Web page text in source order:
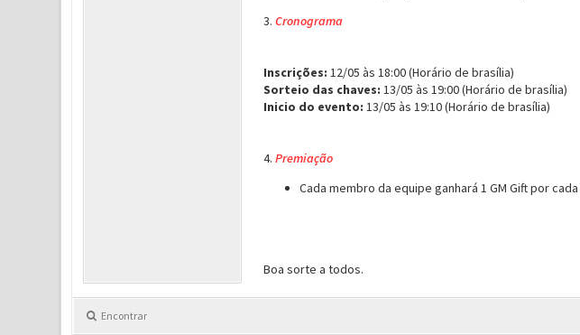
3. Cronograma
Inscrições: 12/05 às 18:00 (Horário de brasília)
Sorteio das chaves: 13/05 às 19:00 (Horário de brasília)
Inicio do evento: 13/05 às 19:10 (Horário de brasília)
4. Premiação
Cada membro da equipe ganhará 1 GM Gift por
Boa sorte a todos.
Encontrar